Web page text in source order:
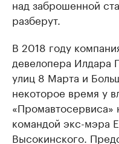
над заброшенной
разберут.
В 2018 году
девелопера Илдара
улиц 8 Марта и
некоторое время у
«Промавтосервиса»
командой экс-мэра
Высокинского.